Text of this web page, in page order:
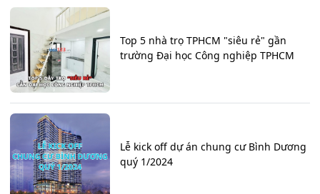
Top 5 nhà trọ TPHCM "siêu rẻ" gần
trường Đại học Công nghiệp TPHCM
Lễ kick off dự án chung cư Bình Dương
quý 1/2024